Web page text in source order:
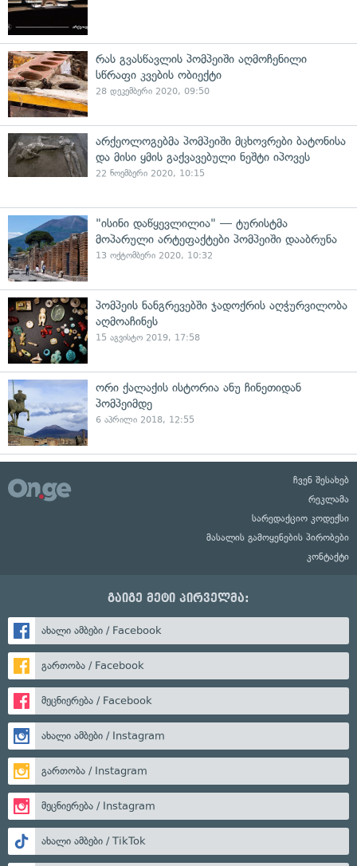
რას გვასწავლის პომპეიში აღმოჩენილი
სწრაფი კვების ობიექტი
28 დეკემბერი 2020, 09:50
არქეოლოგებმა პომპეიში მცხოვრები ბატონისა
და მისი ყმის გაქვავებული ნეშტი იპოვეს
22 ნოემბერი 2020, 10:15
"ისინი დაწყევლილია" — ტურისტმა
მოპარული არტეფაქტები პომპეიში დააბრუნა
13 ოქტომბერი 2020, 10:32
პომპეის ნანგრევებში ჯადოქრის აღჭურვილობა
აღმოაჩინეს
15 აგვისტო 2019, 17:58
ორი ქალაქის ისტორია ანუ ჩინეთიდან
პომპეიმდე
6 აპრილი 2018, 12:55
ჩვენ შესახებ
რეკლამა
სარედაქციო კოდექსი
მასალის გამოყენების პირობები
კონტაქტი
გაიგე მეტი პირველმა:
ახალი ამბები / Facebook
გართობა / Facebook
მეცნიერება / Facebook
ახალი ამბები / Instagram
გართობა / Instagram
მეცნიერება / Instagram
ახალი ამბები / TikTok